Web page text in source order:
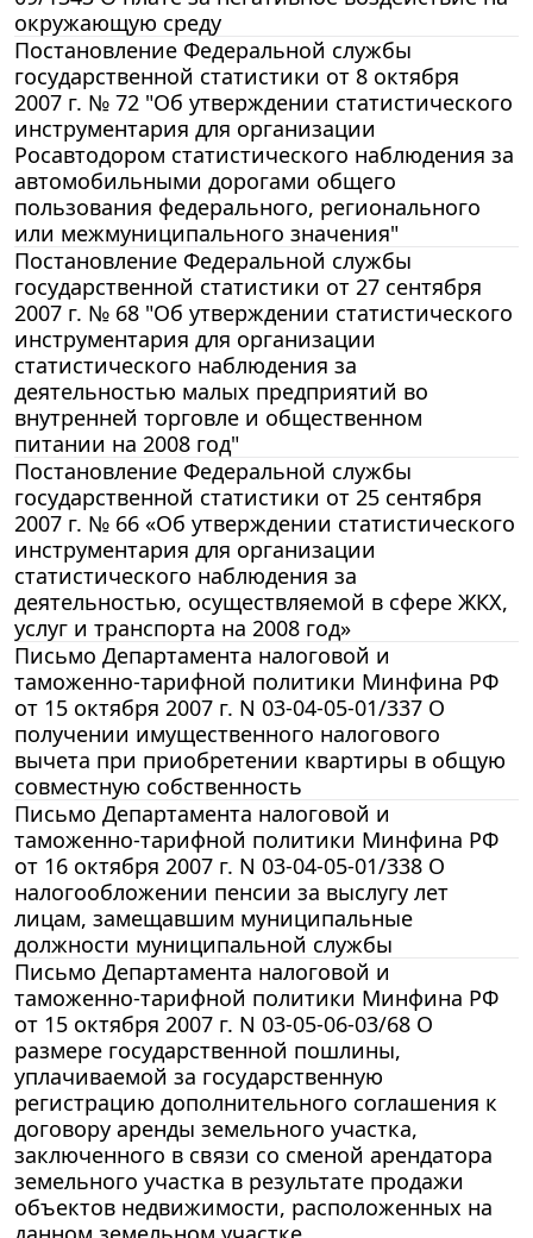
окружающую среду
Постановление Федеральной службы
государственной статистики от 8 октября
2007 г. № 72 "Об утверждении статистического
инструментария для организации
Росавтодором статистического наблюдения за
автомобильными дорогами общего
пользования федерального, регионального
или межмуниципального значения"
Постановление Федеральной службы
государственной статистики от 27 сентября
2007 г. № 68 "Об утверждении статистического
инструментария для организации
статистического наблюдения за
деятельностью малых предприятий во
внутренней торговле и общественном
питании на 2008 год"
Постановление Федеральной службы
государственной статистики от 25 сентября
2007 г. № 66 «Об утверждении статистического
инструментария для организации
статистического наблюдения за
деятельностью, осуществляемой в сфере ЖКХ,
услуг и транспорта на 2008 год»
Письмо Департамента налоговой и
таможенно-тарифной политики Минфина РФ
от 15 октября 2007 г. N 03-04-05-01/337 О
получении имущественного налогового
вычета при приобретении квартиры в общую
совместную собственность
Письмо Департамента налоговой и
таможенно-тарифной политики Минфина РФ
от 16 октября 2007 г. N 03-04-05-01/338 О
налогообложении пенсии за выслугу лет
лицам, замещавшим муниципальные
должности муниципальной службы
Письмо Департамента налоговой и
таможенно-тарифной политики Минфина РФ
от 15 октября 2007 г. N 03-05-06-03/68 О
размере государственной пошлины,
уплачиваемой за государственную
регистрацию дополнительного соглашения к
договору аренды земельного участка,
заключенного в связи со сменой арендатора
земельного участка в результате продажи
объектов недвижимости, расположенных на